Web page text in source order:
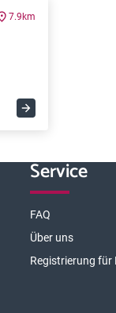
7.9km
Service
FAQ
Über uns
Registrierung für